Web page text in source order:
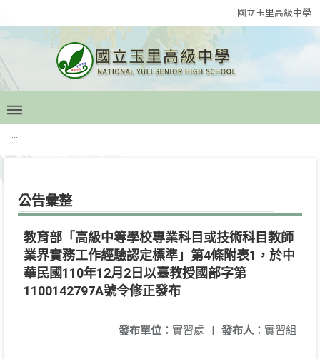
國立玉里高級中學
:::
公告彙整
教育部「高級中等學校專業科目或技術科目教師
業界實務工作經驗認定標準」第4條附表1，於中
華民國110年12月2日以臺教授國部字第
1100142797A號令修正發布
發布人： 實習組
發布單位： 實習處 |